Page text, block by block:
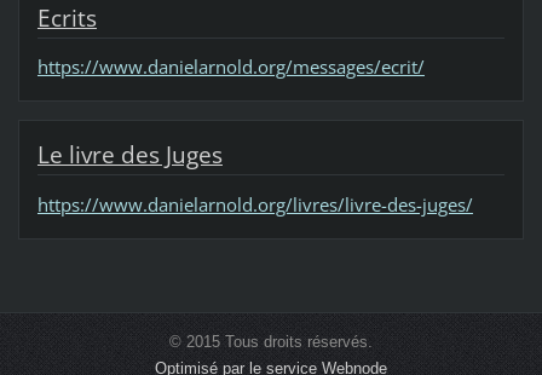
Ecrits
https://www.danielarnold.org/messages/ecrit/
Le livre des Juges
https://www.danielarnold.org/livres/livre-des-juges/
© 2015 Tous droits réservés.
Optimisé par le service Webnode